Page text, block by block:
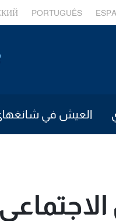
PORTUGUÊS
العيش في